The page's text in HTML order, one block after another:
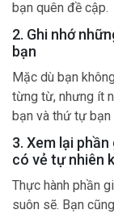
bạn quên đề cập.
2. Ghi nhớ
bạn
Mặc dù bạn
từng từ, nhưng ít
bạn và thứ tự bạn
3. Xem lại
có vẻ tự nhiên
Thực hành phần
suôn sẽ. Bạn